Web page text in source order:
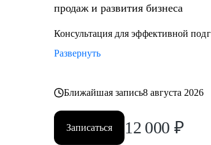
продаж и развития бизнеса
Консультация для эффективной
Развернуть
Ближайшая запись8 августа 2026
Записаться 12 000 ₽